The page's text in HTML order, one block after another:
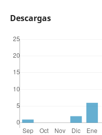
Descargas